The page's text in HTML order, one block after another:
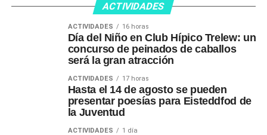
ACTIVIDADES
ACTIVIDADES 16 horas
Día del Niño en Club Hípico Trelew: un
concurso de peinados de caballos
será la gran atracción
ACTIVIDADES 17 horas
Hasta el 14 de agosto se pueden
presentar poesías para Eisteddfod de
la Juventud
ACTIVIDADES 1 día